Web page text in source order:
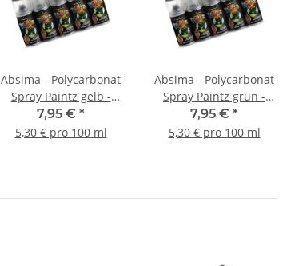
Absima - Polycarbonat
Spray Paintz gelb -
150ml
7,95 € *
5,30 € pro 100 ml
Absima - Polycarbonat
Spray Paintz grün -
150ml
7,95 € *
5,30 € pro 100 ml